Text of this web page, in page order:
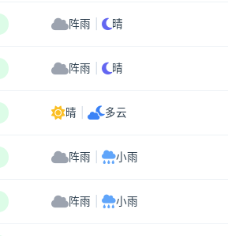
阵雨 晴
阵雨 晴
晴 多云
阵雨 小雨
阵雨 小雨